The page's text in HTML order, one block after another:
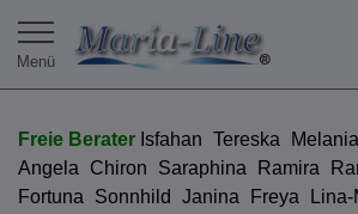
Freie Berater Isfahan Tereska Melania
Angela
Chiron Saraphina Ramira
Fortuna
Sonnhild Janina Freya